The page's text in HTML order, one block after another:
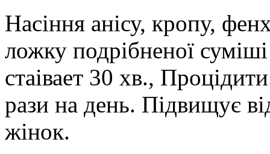
Насіння анісу, кропу,
ложку подрібненої
стаівает 30 хв.,
рази на день. Підвищує
жінок.